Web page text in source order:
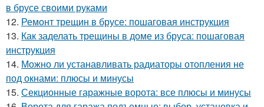
в брусе своими руками
12. Ремонт трещин в брусе: пошаговая инструкция
13. Как заделать трещины в доме из бруса: пошаговая
инструкция
14. Можно ли устанавливать радиаторы отопления не
под окнами: плюсы и минусы
15. Секционные гаражные ворота: все плюсы и минусы